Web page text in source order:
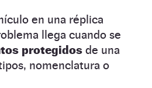
en una réplica
llega cuando se
protegidos de una
nomenclatura o